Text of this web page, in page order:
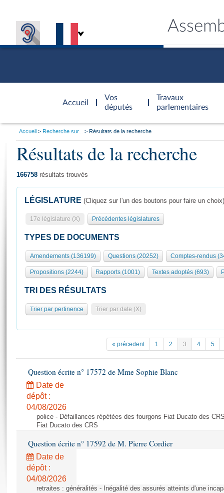
Accueil
d'accueil
Vos
députés
Travaux
parlementaires
Présidence
577 députés
Groupes politiques
Séance publique
Commissions et autres organes
Europe et International
Pétitions
Projets de loi
Propositions de loi
Amendements
Textes adoptés
Rapports législatifs
Rapports sur l'application des lois
Baromètre de l’application des lois
Général
Rôle et pouvoirs de l'Assemblée
Organisation de l'Assemblée
Présidence Conférence des Présidents Bureau Collège des
Statistiques et chiffres clés
Documents de référence
( Constitution | Règlement de l'Assemblée ... )
Histoire
Juniors
Anciennes législatures
Visiter l'Assemblée
Visite virtuelle du palais Bourbon
Assister à une séance
Contacts et plan d'accès
Photos libres de droit
Vous
Accueil Recherche sur... Résultats de la recherche
Résultats de la recherche
166758 résultats trouvés
LÉGISLATURE (Cliquez sur l'un des boutons pour faire un choix)
17e législature (X) Précédentes législatures
TYPES DE DOCUMENTS
Amendements (136199) Questions (20252) Comptes-rendus
Propositions (2244) Rapports (1001) Textes adoptés (693)
TRI DES RÉSULTATS
Trier par pertinence Trier par date (X)
« précedent 1 2 3 4 5
Question écrite n° 17572 de Mme Sophie Blanc
Date de
dépôt :
04/08/2026
police - Défaillances répétées des fourgons Fiat Ducato des
Fiat Ducato des CRS
Question écrite n° 17592 de M. Pierre Cordier
Date de
dépôt :
04/08/2026
retraites : généralités - Inégalité des assurés atteints d'une